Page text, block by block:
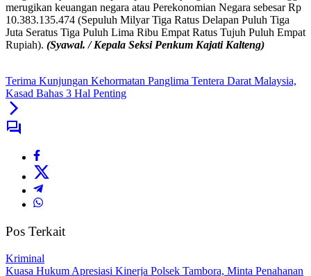
merugikan keuangan negara atau Perekonomian Negara sebesar Rp
10.383.135.474 (Sepuluh Milyar Tiga Ratus Delapan Puluh Tiga
Juta Seratus Tiga Puluh Lima Ribu Empat Ratus Tujuh Puluh Empat
Rupiah). (Syawal. / Kepala Seksi Penkum Kajati Kalteng)
Terima Kunjungan Kehormatan Panglima Tentera Darat Malaysia,
Kasad Bahas 3 Hal Penting
Pos Terkait
Kriminal
Kuasa Hukum Apresiasi Kinerja Polsek Tambora, Minta Penahanan